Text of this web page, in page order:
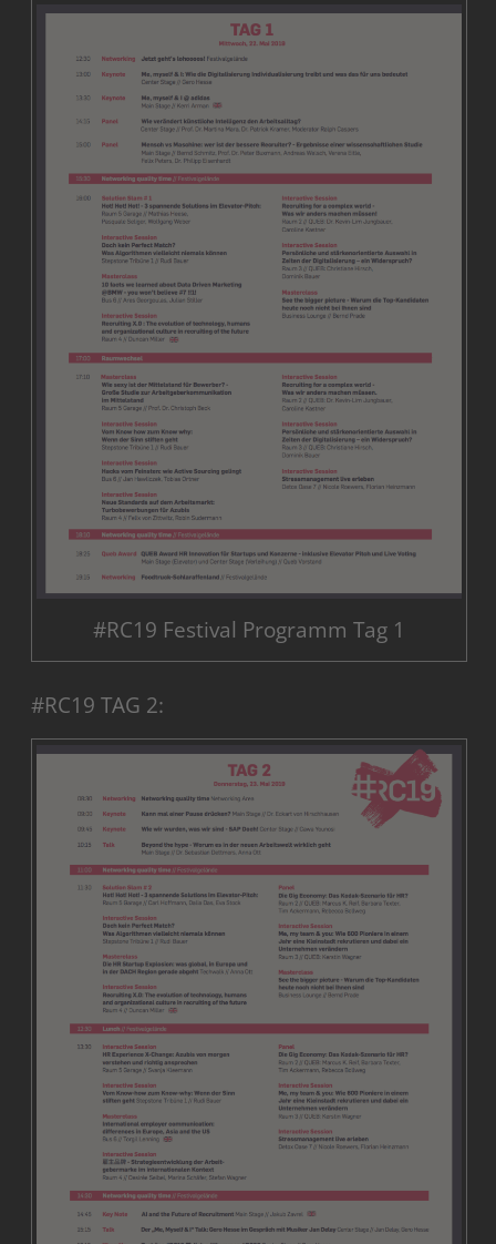
#RC19 Festival Programm Tag 1
#RC19 TAG 2: